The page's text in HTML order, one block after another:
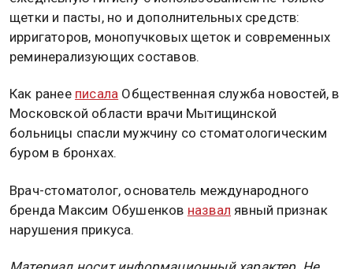
щетки и пасты, но и дополнительных средств:
ирригаторов, монопучковых щеток и современных
реминерализующих составов.
Как ранее писала Общественная служба новостей, в
Московской области врачи Мытищинской
больницы спасли мужчину со стоматологическим
буром в бронхах.
Врач-стоматолог, основатель международного
бренда Максим Обушенков назвал явный признак
нарушения прикуса.